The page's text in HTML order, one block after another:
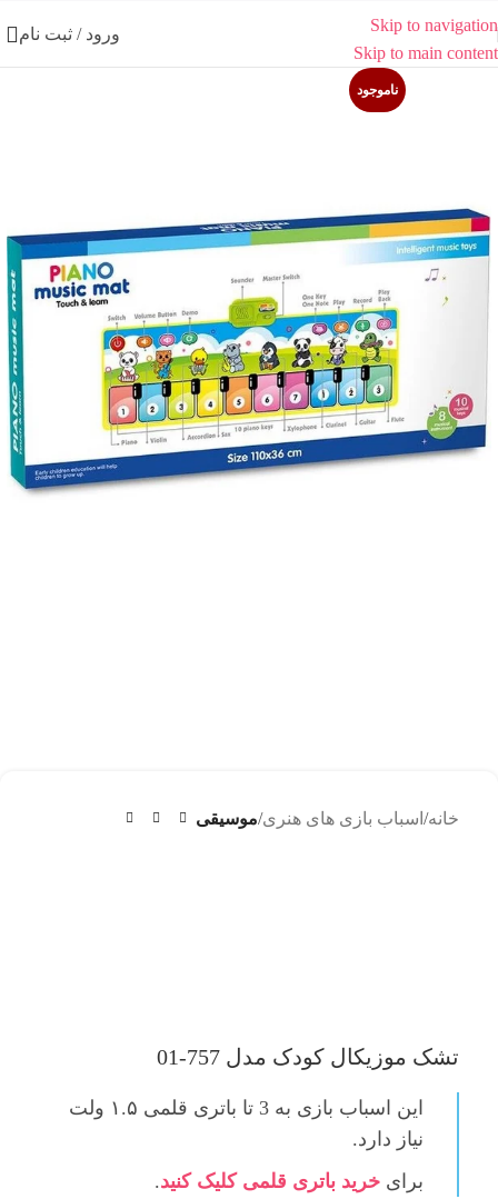
Skip to navigation
Skip to main content
ورود / ثبت نام
ناموجود
خانه اسباب بازی های هنری موسیقی
تشک موزیکال کودک مدل 757-01
این اسباب بازی
به 3 تا باتری قلمی ۱.۵ ولت
نیاز دارد.
برای خرید باتری قلمی کلیک کنید.